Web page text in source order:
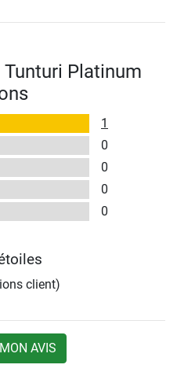
Platinum
1
0
0
0
0
client)
AVIS